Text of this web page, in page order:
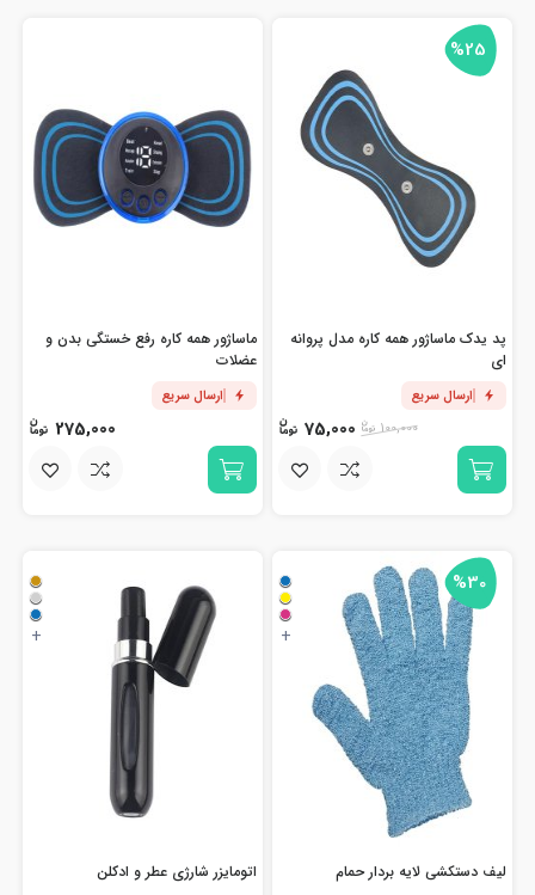
%25
پد یدک ماساژور همه کاره مدل پروانه
ای
ارسال سریع
100,000
75,000
ماساژور همه کاره رفع خستگی بدن و
عضلات
ارسال سریع
275,000
%30
+
لیف دستکشی لایه بردار حمام
+
اتومایزر شارژی عطر و ادکلن